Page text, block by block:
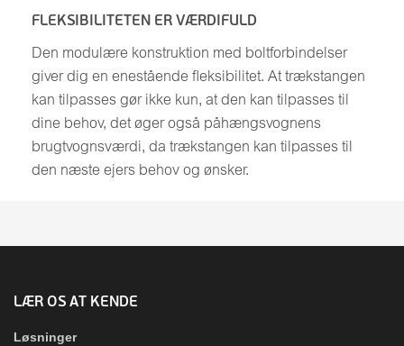
FLEKSIBILITETEN ER VÆRDIFULD
Den modulære konstruktion med boltforbindelser
giver dig en enestående fleksibilitet. At trækstangen
kan tilpasses gør ikke kun, at den kan tilpasses til
dine behov, det øger også påhængsvognens
brugtvognsværdi, da trækstangen kan tilpasses til
den næste ejers behov og ønsker.
LÆR OS AT KENDE
Løsninger